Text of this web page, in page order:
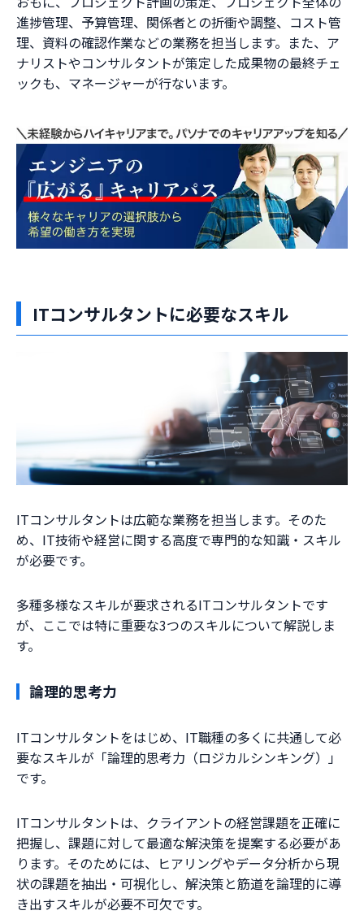
進捗管理、予算管理、関係者との折衝や調整、コスト管
理、資料の確認作業などの業務を担当します。また、ア
ナリストやコンサルタントが策定した成果物の最終チェ
ックも、マネージャーが行ないます。
ITコンサルタントに必要なスキル
ITコンサルタントは広範な業務を担当します。そのた
め、IT技術や経営に関する高度で専門的な知識・スキル
が必要です。
多種多様なスキルが要求されるITコンサルタントです
が、ここでは特に重要な3つのスキルについて解説しま
す。
論理的思考力
ITコンサルタントをはじめ、IT職種の多くに共通して必
要なスキルが「論理的思考力（ロジカルシンキング）」
です。
ITコンサルタントは、クライアントの経営課題を正確に
把握し、課題に対して最適な解決策を提案する必要があ
ります。そのためには、ヒアリングやデータ分析から現
状の課題を抽出・可視化し、解決策と筋道を論理的に導
き出すスキルが必要不可欠です。